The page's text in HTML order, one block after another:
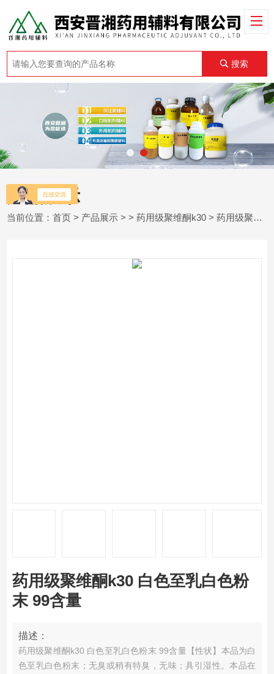
搜索
产品展示
当前位置：首页 > 产品展示 > >药用级聚维酮k30 > 药用级聚维酮k30 白色至乳白色粉末 99含量
药用级聚维酮k30 白色至乳白色粉
末 99含量
描述：
药用级聚维酮k30 白色至乳白色粉末 99含量【性状】本品为白
色至乳白色粉末；无臭或稍有特臭，无味；具引湿性。本品在